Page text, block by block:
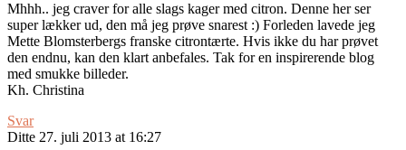
Mhhh.. jeg craver for alle slags kager med citron. Denne her ser
super lækker ud, den må jeg prøve snarest :) Forleden lavede jeg
Mette Blomsterbergs franske citrontærte. Hvis ikke du har prøvet
den endnu, kan den klart anbefales. Tak for en inspirerende blog
med smukke billeder.
Kh. Christina
Svar
Ditte 27. juli 2013 at 16:27